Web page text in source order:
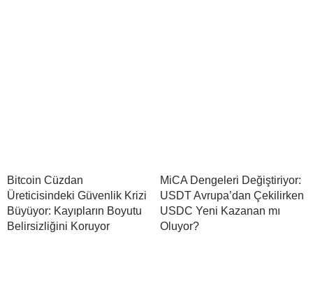
Bitcoin Cüzdan
Üreticisindeki Güvenlik Krizi
Büyüyor: Kayıpların Boyutu
Belirsizliğini Koruyor
MiCA Dengeleri Değiştiriyor:
USDT Avrupa’dan Çekilirken
USDC Yeni Kazanan mı
Oluyor?